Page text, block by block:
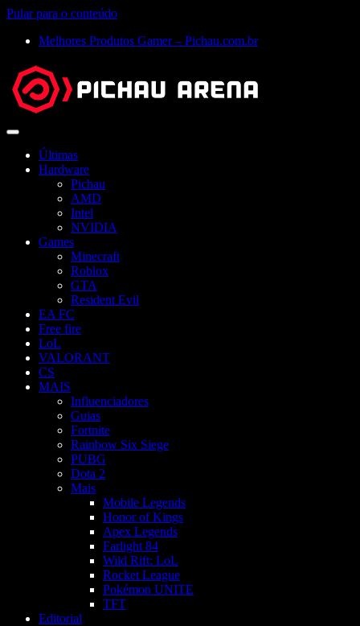
Pular para o conteúdo
Melhores Produtos Gamer – Pichau.com.br
Abrir
Últimas
Hardware
Pichau
AMD
Intel
NVIDIA
Games
Minecraft
Roblox
GTA
Resident Evil
EA FC
Free fire
LoL
VALORANT
CS
MAIS
Influenciadores
Guias
Fortnite
Rainbow Six Siege
PUBG
Dota 2
Mais
Mobile Legends
Honor of Kings
Apex Legends
Farlight 84
Wild Rift: LoL
Rocket League
Pokémon UNITE
TFT
Editorial